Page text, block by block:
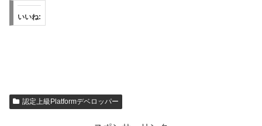
いいね:
認定上級Platformデベロッパー